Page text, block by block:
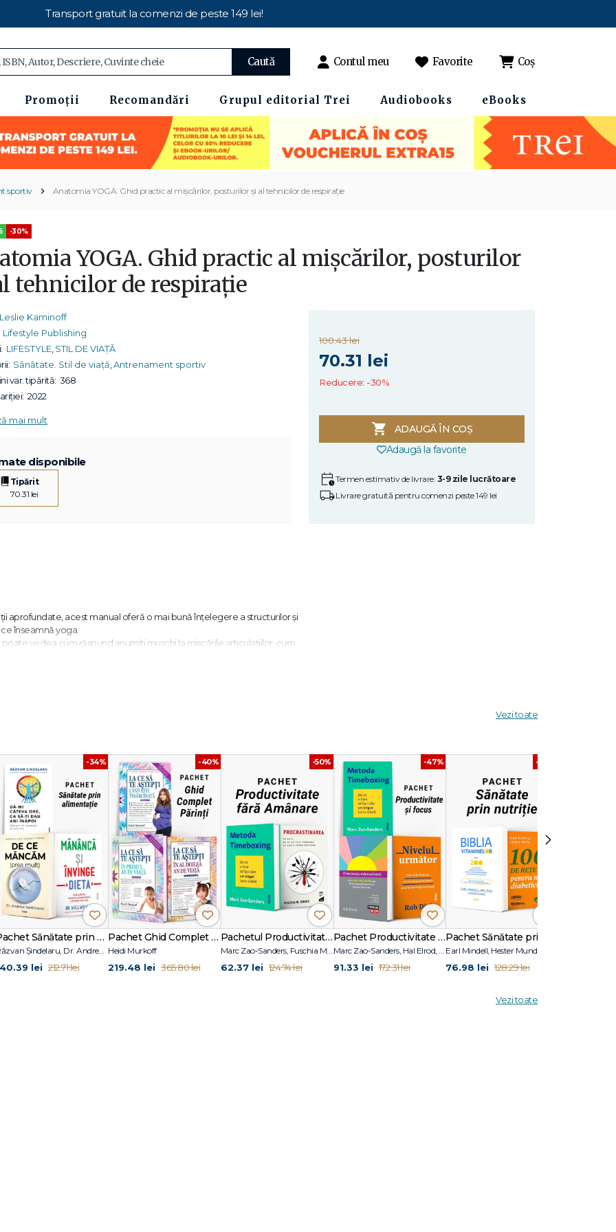
Transport gratuit la comenzi de peste 149 lei!
Caută Contul meu Favorite Coș
Promoții Recomandări Grupul editorial Trei Audiobooks eBooks
sportiv Anatomia YOGA. Ghid practic al mişcărilor, posturilor şi al tehnicilor de respiraţie
-30%
YOGA. Ghid practic al mişcărilor, posturilor
tehnicilor de respiraţie
Leslie Kaminoff
Lifestyle Publishing
LIFESTYLE, STIL DE VIAȚĂ
Sănătate. Stil de viață Antrenament sportiv
var. tipărită: 368
2022
mai mult
disponibile
Tipărit
70.31 lei
100.43 lei
70.31 lei
Reducere: -30%
ADAUGĂ ÎN COȘ
Adaugă la favorite
Termen estimativ de livrare: 3-9 zile lucrătoare
Livrare gratuită pentru comenzi peste 149 lei
aprofundate, acest manual oferă o mai bună înţelegere a structurilor şi
înseamnă yoga.
vedea cum răspund anumiţi muşchi la mişcările articulaţiilor, cum
tehnici de respiraţie şi yoga, au creat o lucrare de referinţă pentru practicanţii
lui T.K.V. Desikachar, o autoritate pe plan mondial în utilizarea terapeutică a
şi tehnicile de respiraţie.
Laban/Bartenieff, fiind membră a Asociaţiei Internaţionale a Terapeuţilor Yoga.
Vezi toate
-34%
Pachet Sănătate prin alimentație
Răzvan Șindelaru, Dr. Andrew Jenkinson, Dr. William W. Li
lei 212.71 lei
-40%
Pachet Ghid Complet Părinți
Heidi Murkoff
219.48 lei 365.80 lei
-50%
Pachetul Productivitate fără Amânare
62.37 lei 124.74 lei
-47%
Pachet Productivitate și focus
91.33 lei 172.31 lei
-40%
76.98 lei 128.29 lei
›
Vezi toate